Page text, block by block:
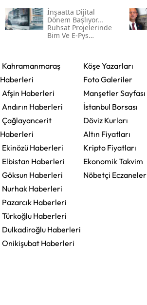
İnşaatta Dijital
Dönem Başlıyor...
Ruhsat Projelerinde
Bim Ve E-Pys
Kahramanmaraş
Haberleri
Afşin Haberleri
Andırın Haberleri
Çağlayancerit
Haberleri
Ekinözü Haberleri
Elbistan Haberleri
Göksun Haberleri
Nurhak Haberleri
Pazarcık Haberleri
Türkoğlu Haberleri
Dulkadiroğlu Haberleri
Onikişubat Haberleri
Köşe Yazarları
Foto Galeriler
Manşetler Sayfası
İstanbul Borsası
Döviz Kurları
Altın Fiyatları
Kripto Fiyatları
Ekonomik Takvim
Nöbetçi Eczaneler